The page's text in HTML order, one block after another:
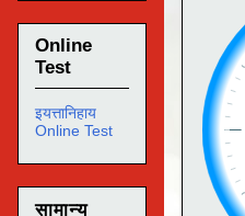
Online
Test
इयत्तानिहाय
Online Test
सामान्य